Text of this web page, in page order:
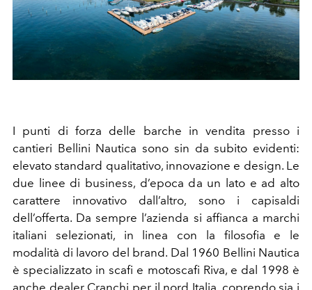
I punti di forza delle barche in vendita presso i
cantieri Bellini Nautica sono sin da subito evidenti:
elevato standard qualitativo, innovazione e design. Le
due linee di business, d’epoca da un lato e ad alto
carattere innovativo dall’altro, sono i capisaldi
dell’offerta. Da sempre l’azienda si affianca a marchi
italiani selezionati, in linea con la filosofia e le
modalità di lavoro del brand. Dal 1960 Bellini Nautica
è specializzato in scafi e motoscafi Riva, e dal 1998 è
anche dealer Cranchi per il nord Italia, coprendo sia i